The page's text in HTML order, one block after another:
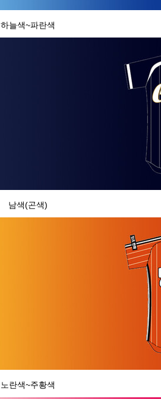
하늘색~파란색
남색(곤색)
노란색~주황색